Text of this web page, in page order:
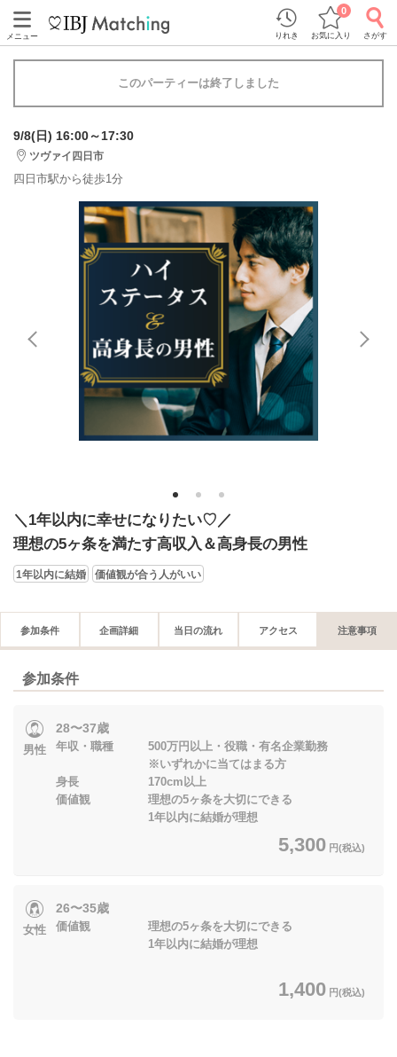
メニュー りれき お気に入り
0
さがす
このパーティーは終了しました
9/8(日) 16:00～17:30
ツヴァイ四日市
四日市駅から徒歩1分
1 2 3
＼1年以内に幸せになりたい♡／
理想の5ヶ条を満たす高収入＆高身長の男性
1年以内に結婚 価値観が合う人がいい
参加条件 企画詳細 当日の流れ アクセス 注意事項
参加条件
男性
28〜37歳
年収・職種 500万円以上・役職・有名企業勤務
※いずれかに当てはまる方
身長 170cm以上
価値観 理想の5ヶ条を大切にできる
1年以内に結婚が理想
5,300 円(税込)
女性
26〜35歳
価値観 理想の5ヶ条を大切にできる
1年以内に結婚が理想
1,400 円(税込)